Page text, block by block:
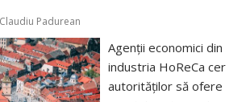
Claudiu Padurean
Agenții economici din
industria HoReCa cer
autorităților să ofere